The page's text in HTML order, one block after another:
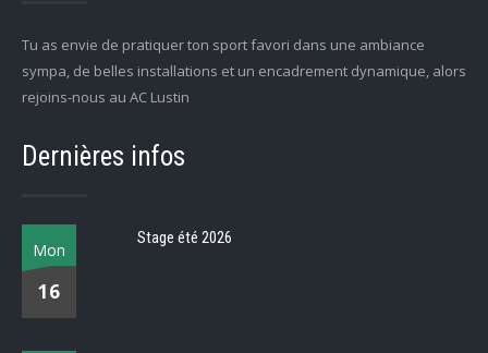
Tu as envie de pratiquer ton sport favori dans une ambiance
sympa, de belles installations et un encadrement dynamique, alors
rejoins-nous au AC Lustin
Dernières infos
Mon
16
Stage été 2026